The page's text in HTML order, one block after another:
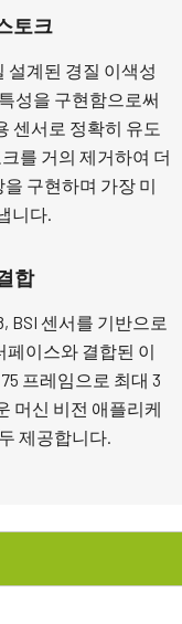
토크
설계된 경질 이색성
성을 구현함으로써
센서로 정확히 유도
를 거의 제거하여 더
구현하며 가장 미
니다.
합
BSI 센서를 기반으로
페이스와 결합된 이
프레임으로 최대 3
머신 비전 애플리케
제공합니다.